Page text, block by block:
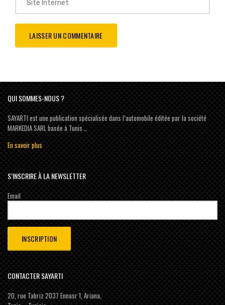
QUI SOMMES-NOUS ?
SAYARTI est une publication spécialisée dans l’automobile éditée par la société
MARKEDIA SARL basée à Tunis …
En savoir plus
S’INSCRIRE À LA NEWSLETTER
Email
CONTACTER SAYARTI
20, rue Tabriz 2037 Ennasr 1, Ariana,